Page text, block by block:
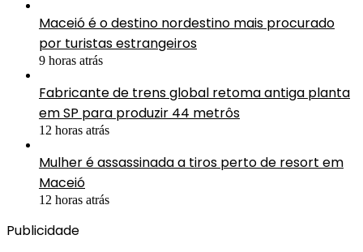
Maceió é o destino nordestino mais procurado
por turistas estrangeiros
9 horas atrás
Fabricante de trens global retoma antiga planta
em SP para produzir 44 metrôs
12 horas atrás
Mulher é assassinada a tiros perto de resort em
Maceió
12 horas atrás
Publicidade